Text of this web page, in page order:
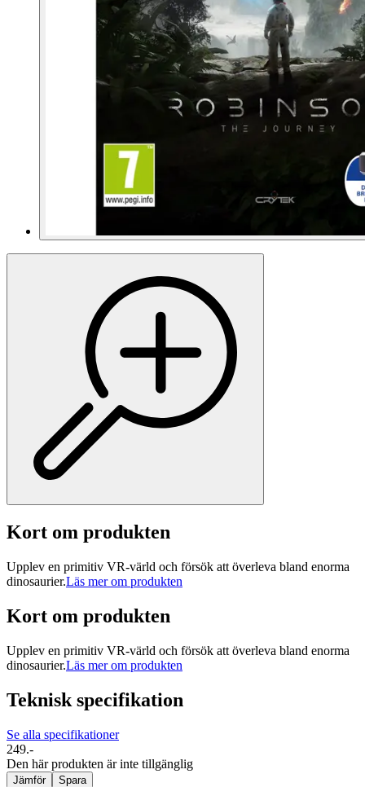
Kort om produkten
Upplev en primitiv VR-värld och försök att överleva bland enorma
dinosaurier.Läs mer om produkten
Kort om produkten
Upplev en primitiv VR-värld och försök att överleva bland enorma
dinosaurier.Läs mer om produkten
Teknisk specifikation
Se alla specifikationer
249.-
Den här produkten är inte tillgänglig
Jämför Spara